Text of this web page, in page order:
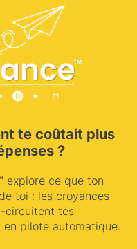
te coûtait plus
?
explore ce que ton
toi : les croyances
circuitent tes
pilote automatique.